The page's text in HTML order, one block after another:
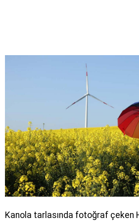
Kanola tarlasında fotoğraf çeken